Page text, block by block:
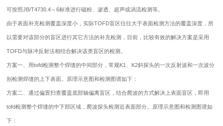
可按照JB/T4730.4～6标准进行磁粉、渗透、超声或涡流检测等。
由于表面补充检测覆盖深度小，实际TOFD盲区往往大于表面检测方法的覆盖深度，所
以需要对该部分的盲区进行其它方法的补充检测，目前，比较有效的解决方案是采用
TOFD与脉冲反射法相结合解决该类盲区的检测。
方案一、用tofd检测整个焊缝的中间部分，常规K1、K2斜探头的一次反射波和一次波分
别检测焊缝的上下表面。原理示意图和检测图谱如下：
方案二、通过偏置扫查覆盖底部轴偏离盲区，结合爬波的方式解决上表面盲区，即用
tofd检测整个焊缝的中下部区域，爬波探头检测近表面部分。原理示意图和检测图谱如
下：